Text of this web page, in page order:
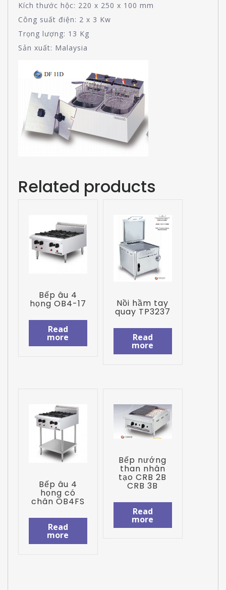
Kích thước hộc: 220 x 250 x 100 mm
Công suất điện: 2 x 3 Kw
Trọng lượng: 13 Kg
Sản xuất: Malaysia
Related products
Bếp âu 4
họng OB4-17
Read
more
Nồi hầm tay
quay TP3237
Read
more
Bếp âu 4
họng có
chân OB4FS
Read
more
Bếp nướng
than nhân
tạo CRB 2B
CRB 3B
Read
more